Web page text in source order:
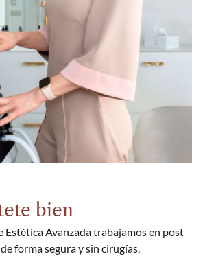
bien
Estética Avanzada trabajamos en post
forma segura y sin cirugías.